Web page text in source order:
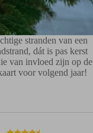
stranden van een
dát is pas kerst
van invloed zijn op de
voor volgend jaar!